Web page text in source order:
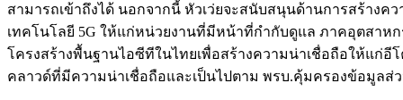
สามารถเข้าถึงได้ นอกจากนี้ หัวเว่ยจะสนับสนุนด้านการสร้าง
เทคโนโลยี 5G ให้แก่หน่วยงานที่มีหน้าที่กำกับดูแล ภาคอุตสาห
โครงสร้างพื้นฐานไอซีทีในไทยเพื่อสร้างความน่าเชื่อถือให้แก่
คลาวด์ที่มีความน่าเชื่อถือและเป็นไปตาม พรบ.คุ้มครองข้อมูลส่